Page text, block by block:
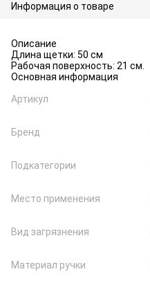
Информация о товаре
Описание
Длина щетки: 50 см
Рабочая поверхность: 21 см.
Основная информация
Артикул
Бренд
Подкатегории
Место применения
Вид загрязнения
Материал ручки